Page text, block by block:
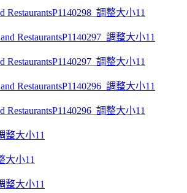
RestaurantsP1140298_調整大小11
RestaurantsP1140297_調整大小11
RestaurantsP1140296_調整大小11
大小11